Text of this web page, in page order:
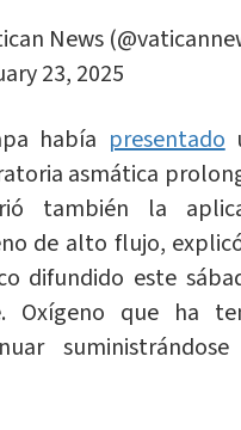
News
23, 2025
había presentado
asmática
también la
de alto flujo,
difundido este
Oxígeno que ha